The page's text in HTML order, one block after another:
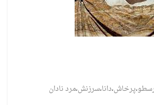
،پرخاش،دانا،سرزنش،مرد نادان